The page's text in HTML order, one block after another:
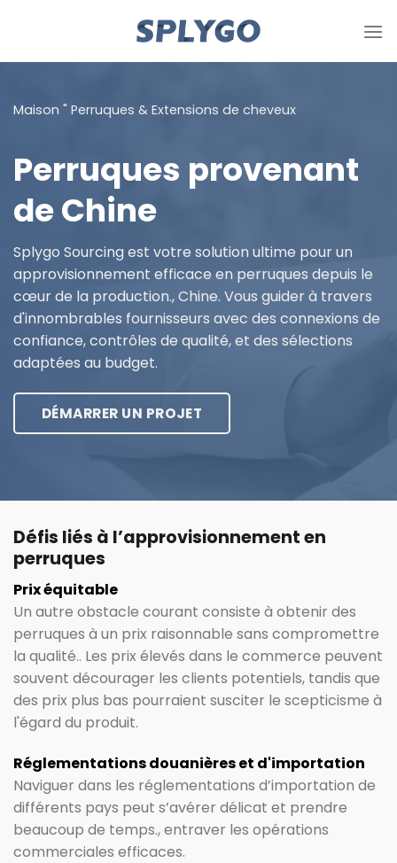
Maison " Perruques & Extensions de cheveux
Perruques provenant
de Chine
Splygo Sourcing est votre solution ultime pour un
approvisionnement efficace en perruques depuis le
cœur de la production., Chine. Vous guider à travers
d'innombrables fournisseurs avec des connexions de
confiance, contrôles de qualité, et des sélections
adaptées au budget.
DÉMARRER UN PROJET
Défis liés à l’approvisionnement en
perruques
Prix ​​équitable
Un autre obstacle courant consiste à obtenir des
perruques à un prix raisonnable sans compromettre
la qualité.. Les prix élevés dans le commerce peuvent
souvent décourager les clients potentiels, tandis que
des prix plus bas pourraient susciter le scepticisme à
l'égard du produit.
Réglementations douanières et d'importation
Naviguer dans les réglementations d’importation de
différents pays peut s’avérer délicat et prendre
beaucoup de temps., entraver les opérations
commerciales efficaces.